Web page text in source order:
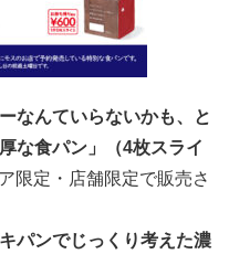
ーなんていらないかも、と
な食パン」（4枚スライ
限定・店舗限定で販売さ
パンでじっくり考えた濃